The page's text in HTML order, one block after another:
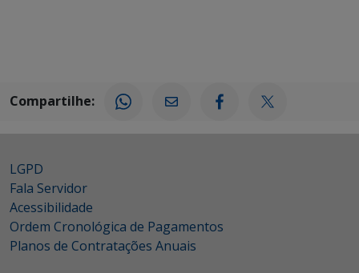
Compartilhe:
LGPD
Fala Servidor
Acessibilidade
Ordem Cronológica de Pagamentos
Planos de Contratações Anuais